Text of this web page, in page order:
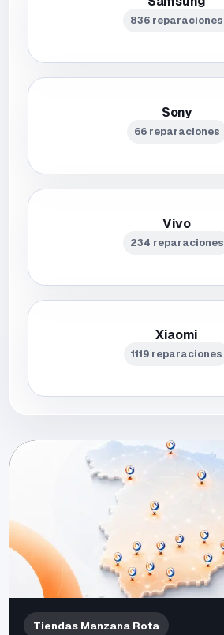
836 reparaciones
Sony
66 reparaciones
Vivo
234 reparaciones
Xiaomi
1119 reparaciones
Tiendas Manzana Rota